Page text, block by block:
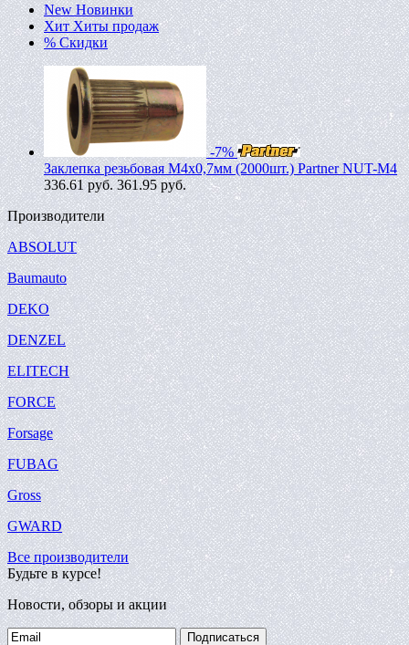
New Новинки
Хит Хиты продаж
% Скидки
-7%
Заклепка резьбовая M4х0,7мм (2000шт.) Partner NUT-M4
336.61руб. 361.95 руб.
Производители
ABSOLUT
Baumauto
DEKO
DENZEL
ELITECH
FORCE
Forsage
FUBAG
Gross
GWARD
Все производители
Будьте в курсе!
Новости, обзоры и акции
Подписаться